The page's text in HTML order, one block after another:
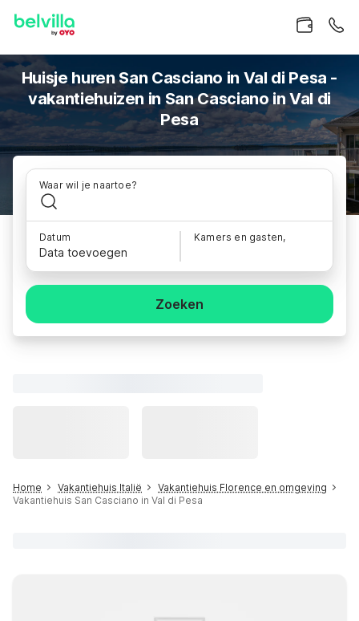
Huisje huren San Casciano in Val di Pesa -
vakantiehuizen in San Casciano in Val di
Pesa
Waar wil je naartoe?
Datum
Data toevoegen
Kamers en gasten,
Zoeken
Home Vakantiehuis Italië
Vakantiehuis Florence en omgeving
Vakantiehuis San Casciano in Val di Pesa